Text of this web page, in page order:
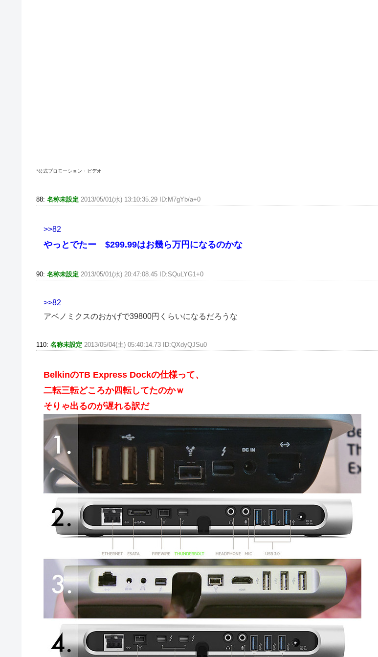
*公式プロモーション・ビデオ
88: 名称未設定 2013/05/01(水) 13:10:35.29 ID:M7gYb/a+0
>>82
やっとでたー $299.99はお幾ら万円になるのかな
90: 名称未設定 2013/05/01(水) 20:47:08.45 ID:SQuLYG1+0
>>82
アベノミクスのおかげで39800円くらいになるだろうな
110: 名称未設定 2013/05/04(土) 05:40:14.73 ID:QXdyQJSu0
BelkinのTB Express Dockの仕様って、
二転三転どころか四転してたのかｗ
そりゃ出るのが遅れる訳だ